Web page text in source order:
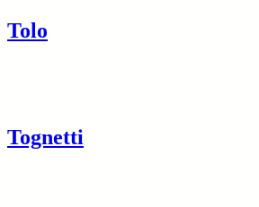
Tolo
Tognetti